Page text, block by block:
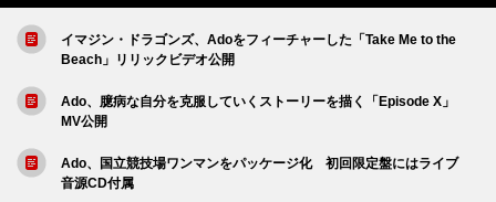
イマジン・ドラゴンズ、Adoをフィーチャーした「Take Me to the
Beach」リリックビデオ公開
Ado、臆病な自分を克服していくストーリーを描く「Episode X」
MV公開
Ado、国立競技場ワンマンをパッケージ化 初回限定盤にはライブ
音源CD付属